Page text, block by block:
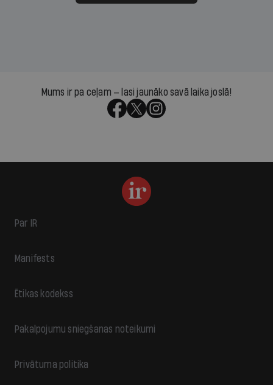
Mums ir pa ceļam — lasi jaunāko savā laika joslā!
Par IR
Manifests
Ētikas kodekss
Pakalpojumu sniegšanas noteikumi
Privātuma politika